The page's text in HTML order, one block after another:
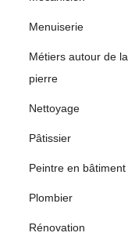
Menuiserie
Métiers autour de la
pierre
Nettoyage
Pâtissier
Peintre en bâtiment
Plombier
Rénovation